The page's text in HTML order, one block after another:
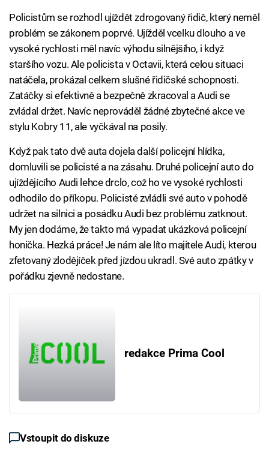
Policistům se rozhodl ujíždět zdrogovaný řidič, který neměl
problém se zákonem poprvé. Ujížděl vcelku dlouho a ve
vysoké rychlosti měl navíc výhodu silnějšího, i když
staršího vozu. Ale policista v Octavii, která celou situaci
natáčela, prokázal celkem slušné řidičské schopnosti.
Zatáčky si efektivně a bezpečně zkracoval a Audi se
zvládal držet. Navíc neprováděl žádné zbytečné akce ve
stylu Kobry 11, ale vyčkával na posily.
Když pak tato dvě auta dojela další policejní hlídka,
domluvili se policisté a na zásahu. Druhé policejní auto do
ujíždějícího Audi lehce drclo, což ho ve vysoké rychlosti
odhodilo do příkopu. Policisté zvládli své auto v pohodě
udržet na silnici a posádku Audi bez problému zatknout.
My jen dodáme, že takto má vypadat ukázková policejní
honička. Hezká práce! Je nám ale líto majitele Audi, kterou
zfetovaný zlodějíček před jízdou ukradl. Své auto zpátky v
pořádku zjevně nedostane.
redakce Prima Cool
Vstoupit do diskuze